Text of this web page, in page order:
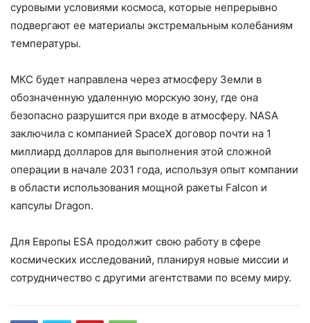
суровыми условиями космоса, которые непрерывно
подвергают ее материалы экстремальным колебаниям
температуры.
МКС будет направлена через атмосферу Земли в
обозначенную удаленную морскую зону, где она
безопасно разрушится при входе в атмосферу. NASA
заключила с компанией SpaceX договор почти на 1
миллиард долларов для выполнения этой сложной
операции в начале 2031 года, используя опыт компании
в области использования мощной ракеты Falcon и
капсулы Dragon.
Для Европы ESA продолжит свою работу в сфере
космических исследований, планируя новые миссии и
сотрудничество с другими агентствами по всему миру.